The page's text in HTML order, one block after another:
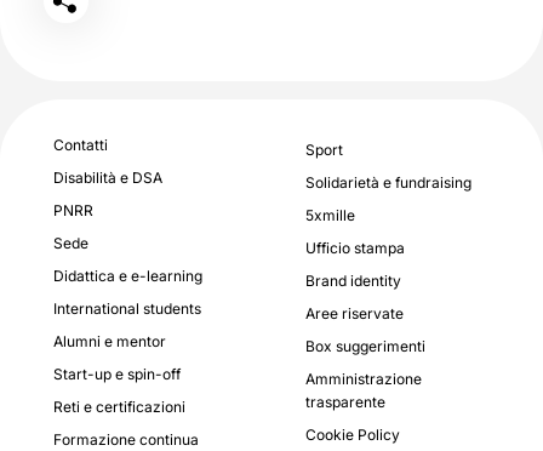
Contatti
Disabilità e DSA
PNRR
Sede
Didattica e e-learning
International students
Alumni e mentor
Start-up e spin-off
Reti e certificazioni
Formazione continua
Sport
Solidarietà e fundraising
5xmille
Ufficio stampa
Brand identity
Aree riservate
Box suggerimenti
Amministrazione
trasparente
Cookie Policy